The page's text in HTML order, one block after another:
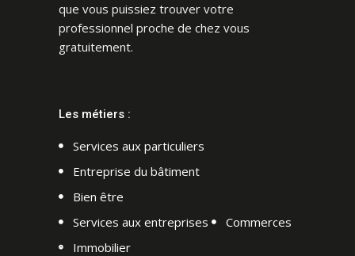
que vous puissiez trouver votre
professionnel proche de chez vous
gratuitement.
Les métiers :
Services aux particuliers
Entreprise du bâtiment
Bien être
Services aux entreprises
Commerces
Immobilier